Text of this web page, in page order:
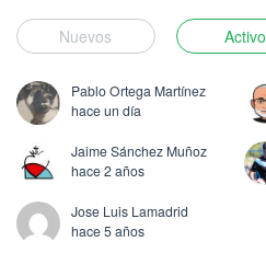
Nuevos Activo
Pablo Ortega Martínez
hace un día
Jaime Sánchez Muñoz
hace 2 años
Jose Luis Lamadrid
hace 5 años